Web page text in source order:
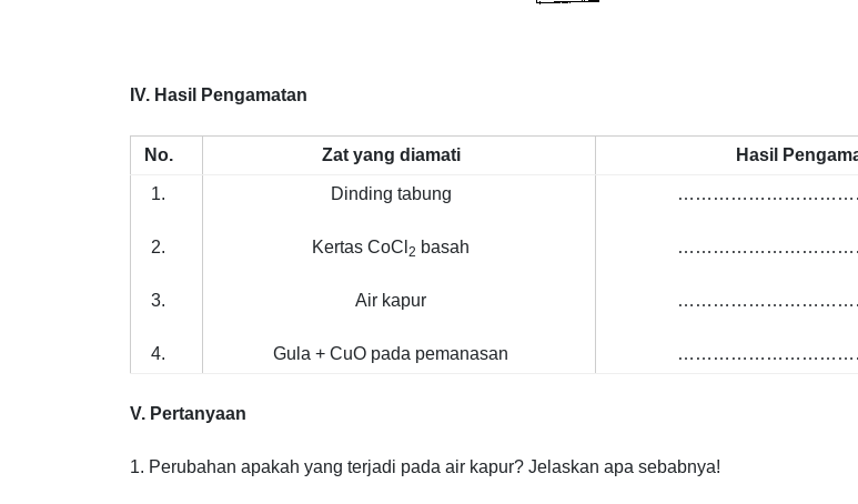
IV. Hasil Pengamatan
No. Zat yang diamati Hasil
1.
2.
3.
4.
Dinding tabung
Kertas CoCl 2 basah
Air kapur
Gula + CuO pada pemanasan
V. Pertanyaan
1. Perubahan apakah yang terjadi pada air kapur? Jelaskan apa sebabnya!